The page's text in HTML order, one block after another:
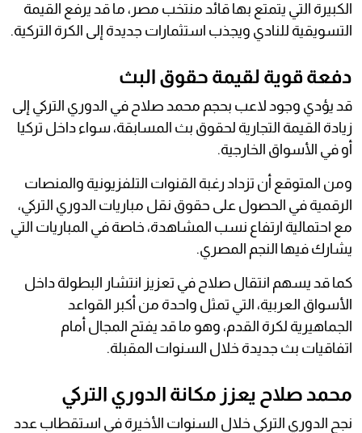
الكبيرة التي يتمتع بها قائد منتخب مصر، ما قد يرفع القيمة
التسويقية للنادي ويجذب استثمارات جديدة إلى الكرة التركية.
دفعة قوية لقيمة حقوق البث
قد يؤدي وجود لاعب بحجم محمد صلاح في الدوري التركي إلى
زيادة القيمة التجارية لحقوق بث المسابقة، سواء داخل تركيا
أو في الأسواق الخارجية.
ومن المتوقع أن تزداد رغبة القنوات التلفزيونية والمنصات
الرقمية في الحصول على حقوق نقل مباريات الدوري التركي،
مع احتمالية ارتفاع نسب المشاهدة، خاصة في المباريات التي
يشارك فيها النجم المصري.
كما قد يسهم انتقال صلاح في تعزيز انتشار البطولة داخل
الأسواق العربية، التي تمثل واحدة من أكبر القواعد
الجماهيرية لكرة القدم، وهو ما قد يفتح المجال أمام
اتفاقيات بث جديدة خلال السنوات المقبلة.
محمد صلاح يعزز مكانة الدوري التركي
نجح الدوري التركي خلال السنوات الأخيرة في استقطاب عدد